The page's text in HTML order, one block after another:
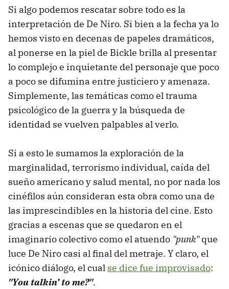
Si algo podemos rescatar sobre todo es la
interpretación de De Niro. Si bien a la fecha ya lo
hemos visto en decenas de papeles dramáticos,
al ponerse en la piel de Bickle brilla al presentar
lo complejo e inquietante del personaje que poco
a poco se difumina entre justiciero y amenaza.
Simplemente, las temáticas comoel trauma
psicológico de la guerra y la búsqueda de
identidad se vuelven palpables al verlo.
Si a esto le sumamos la exploración de la
marginalidad, terrorismo individual, caída del
sueño americano y salud mental, no por nada los
cinéfilos aún consideran esta obra como una de
las imprescindibles en la historia del cine. Esto
gracias a escenas que se quedaron en el
imaginario colectivo como el atuendo "punk"que
luce De Niro casi al final del metraje. Y claro, el
icónico diálogo, el cual se dice fue improvisado:
"You talkin’ to me?".